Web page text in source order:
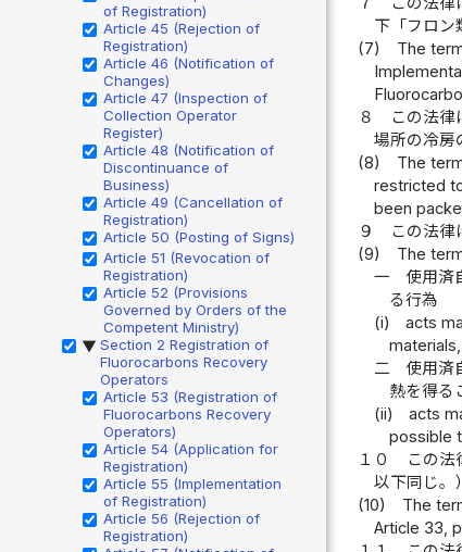
of Registration)
Article 45 (Rejection of
Registration)
Article 46 (Notification of
Changes)
Article 47 (Inspection of
Collection Operator
Register)
Article 48 (Notification of
Discontinuance of
Business)
Article 49 (Cancellation of
Registration)
Article 50 (Posting of Signs)
Article 51 (Revocation of
Registration)
Article 52 (Provisions
Governed by Orders of the
Competent Ministry)
▶ Section 2 Registration of
Fluorocarbons Recovery
Operators
Article 53 (Registration of
Fluorocarbons Recovery
Operators)
Article 54 (Application for
Registration)
Article 55 (Implementation
of Registration)
Article 56 (Rejection of
Registration)
下「フロン
(7)
The
８
この法律
場所の冷房
(8)
The
restricted
been
９
この法律
(9)
The
一
使用済
る行為
(i)
acts
二
使用済
熱を得る
(ii)
acts
possible
１０
この法
以下同じ。
(10)
The
Article 33,